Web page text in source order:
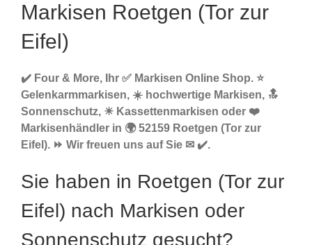
Markisen Roetgen (Tor zur
Eifel)
✔️ Four & More, Ihr ✅ Markisen Online Shop. ⭐
Gelenkarmmarkisen, ☀️ hochwertige Markisen, 🔝
Sonnenschutz, ☀ Kassettenmarkisen oder ❤️
Markisenhändler in 🌍 52159 Roetgen (Tor zur
Eifel). ⏩ Wir freuen uns auf Sie ✉ ✔️.
Sie haben in Roetgen (Tor zur
Eifel) nach Markisen oder
Sonnenschutz gesucht?